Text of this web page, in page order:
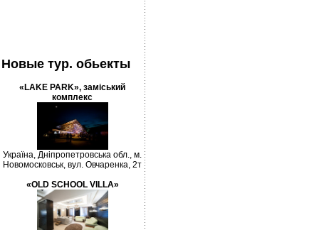
Новые тур. обьекты
«LAKE PARK», заміський
комплекс
Україна, Дніпропетровська обл., м.
Новомосковськ, вул. Овчаренка, 2т
«OLD SCHOOL VILLA»